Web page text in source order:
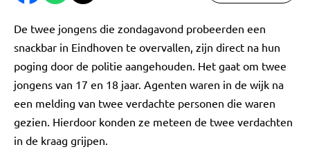
De twee jongens die zondagavond probeerden een
snackbar in Eindhoven te overvallen, zijn direct na hun
poging door de politie aangehouden. Het gaat om twee
jongens van 17 en 18 jaar. Agenten waren in de wijk na
een melding van twee verdachte personen die waren
gezien. Hierdoor konden ze meteen de twee verdachten
in de kraag grijpen.